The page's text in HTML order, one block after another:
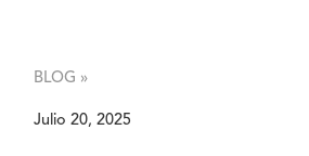
BLOG »
Julio 20, 2025